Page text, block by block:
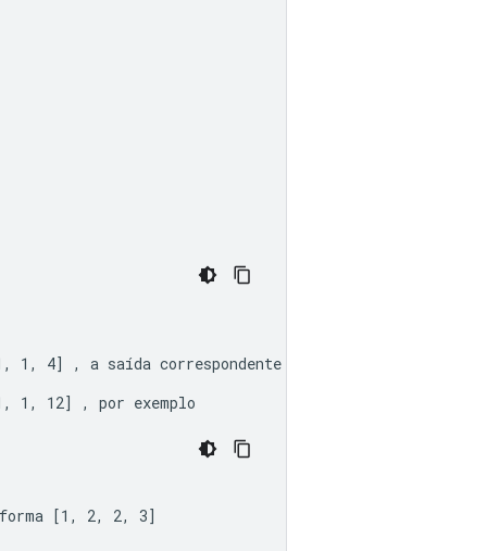
1, 4]
, a saída correspondente terá 2x2 elementos
1, 12]
, por exemplo
[1, 2, 2, 3]